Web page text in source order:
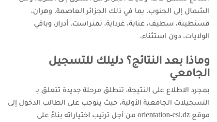
الشمال إلى الجنوب، بما في ذلك الجزائر العاصمة، وهران،
قسنطينة، سطيف، عنابة، غرداية، تمنراست، أدرار، وباقي
الولايات، دون استثناء.
وماذا بعد النتائج؟ دليلك للتسجيل
الجامعي
بمجرد الاطلاع على النتيجة، تنطلق مرحلة جديدة تتعلق بـ
التسجيلات الجامعية الأولية، حيث يتوجب على الطالب الدخول إلى
موقع orientation-esi.dz من أجل ترتيب اختياراته بناءً على